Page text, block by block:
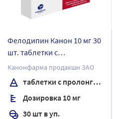
Фелодипин Канон 10 мг 30
шт. таблетки с
пролонгированным
высвобождением,
покрытые пленочной
оболочкой
Канонфарма продакшн ЗАО
таблетки с пролонгированным высвобождением, покрытые пленочной оболочкой
Дозировка 10 мг
30 шт в уп.